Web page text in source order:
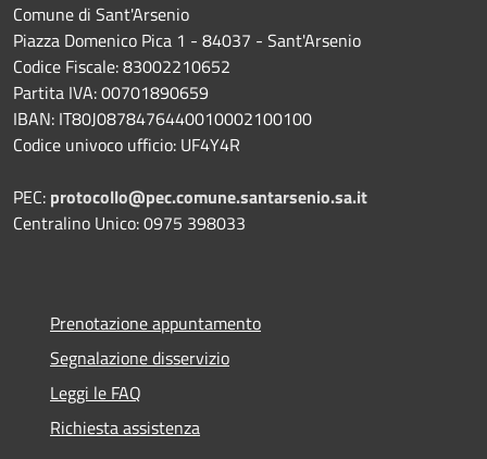
Comune di Sant'Arsenio
Piazza Domenico Pica 1 - 84037 - Sant'Arsenio
Codice Fiscale: 83002210652
Partita IVA: 00701890659
IBAN: IT80J0878476440010002100100
Codice univoco ufficio: UF4Y4R
PEC: protocollo@pec.comune.santarsenio.sa.it
Centralino Unico: 0975 398033
Prenotazione appuntamento
Segnalazione disservizio
Leggi le FAQ
Richiesta assistenza